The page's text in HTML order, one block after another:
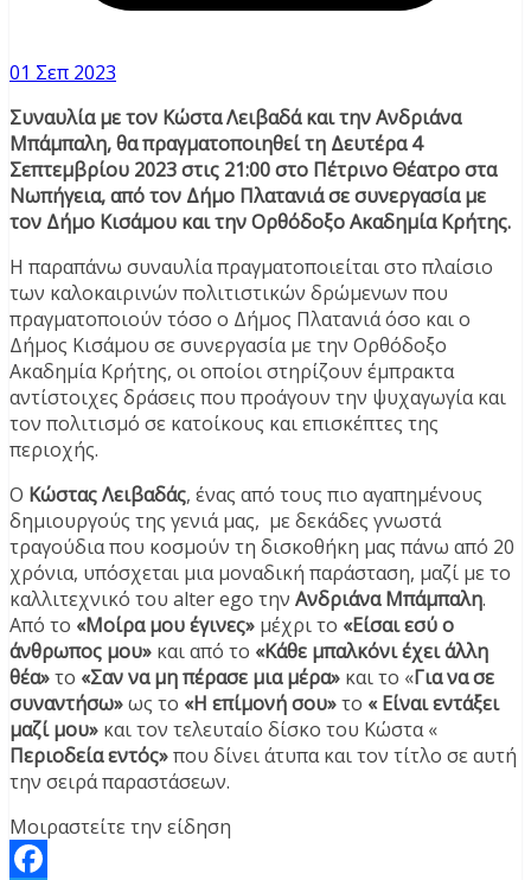
01 Σεπ 2023
Συναυλία με τον Κώστα Λειβαδά και την Ανδριάνα
Μπάμπαλη, θα πραγματοποιηθεί τη Δευτέρα 4
Σεπτεμβρίου 2023 στις 21:00 στο Πέτρινο Θέατρο στα
Νωπήγεια, από τον Δήμο Πλατανιά σε συνεργασία με
τον Δήμο Κισάμου και την Ορθόδοξο Ακαδημία Κρήτης.
Η παραπάνω συναυλία πραγματοποιείται στο πλαίσιο
των καλοκαιρινών πολιτιστικών δρώμενων που
πραγματοποιούν τόσο ο Δήμος Πλατανιά όσο και ο
Δήμος Κισάμου σε συνεργασία με την Ορθόδοξο
Ακαδημία Κρήτης, οι οποίοι στηρίζουν έμπρακτα
αντίστοιχες δράσεις που προάγουν την ψυχαγωγία και
τον πολιτισμό σε κατοίκους και επισκέπτες της
περιοχής.
Ο Κώστας Λειβαδάς, ένας από τους πιο αγαπημένους
δημιουργούς της γενιά μας, με δεκάδες γνωστά
τραγούδια που κοσμούν τη δισκοθήκη μας πάνω από 20
χρόνια, υπόσχεται μια μοναδική παράσταση, μαζί με το
καλλιτεχνικό του alter ego την Ανδριάνα Μπάμπαλη.
Από το «Μοίρα μου έγινες» μέχρι το «Είσαι εσύ ο
άνθρωπος μου» και από το «Κάθε μπαλκόνι έχει άλλη
θέα»το «Σαν να μη πέρασε μια μέρα» και το «Για να σε
συναντήσω»ως το «Η επίμονή σου»το « Είναι εντάξει
μαζί μου» και τον τελευταίο δίσκο του Κώστα «
Περιοδεία εντός»που δίνει άτυπα και τον τίτλο σε αυτή
την σειρά παραστάσεων.
Μοιραστείτε την είδηση